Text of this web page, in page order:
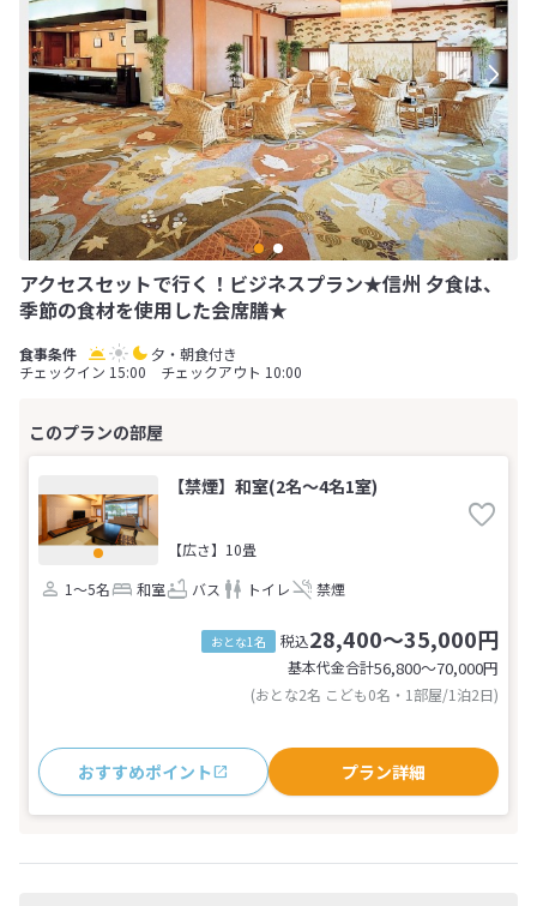
アクセスセットで行く！ビジネスプラン★信州 夕食は、
季節の食材を使用した会席膳★
夕・朝食付き
チェックイン 15:00 チェックアウト 10:00
【禁煙】和室(2名～4名1室)
【広さ】10畳
1～5名
和室 バス トイレ 禁煙
おとな1名 税込28,400～35,000円
基本代金合計56,800〜70,000円
(おとな2名 こども0名・1部屋/1泊2日)
おすすめポイント プラン詳細